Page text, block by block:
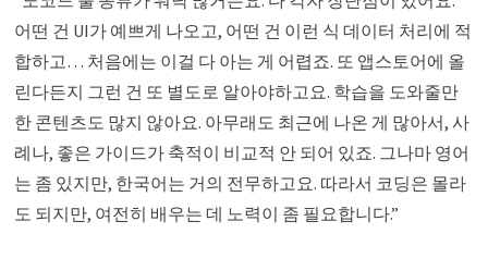
어떤 건 UI가 예쁘게 나오고, 어떤 건 이런 식 데이터 처리에 적
합하고… 처음에는 이걸 다 아는 게 어렵죠. 또 앱스토어에 올
린다든지 그런 건 또 별도로 알아야하고요. 학습을 도와줄만
한 콘텐츠도 많지 않아요. 아무래도 최근에 나온 게 많아서, 사
례나, 좋은 가이드가 축적이 비교적 안 되어 있죠. 그나마 영어
는 좀 있지만, 한국어는 거의 전무하고요. 따라서 코딩은 몰라
도 되지만, 여전히 배우는 데 노력이 좀 필요합니다.”